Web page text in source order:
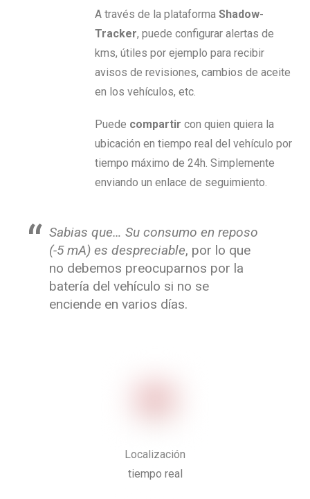
A través de la plataformaShadow-
Tracker, puede configurar alertas de
kms, útiles por ejemplo para recibir
avisos de revisiones, cambios de aceite
en los vehículos, etc.
Puede compartir con quien quiera la
ubicación en tiempo real del vehículo por
tiempo máximo de 24h. Simplemente
enviando un enlace de seguimiento.
Sabias que… Su consumo en reposo
(-5 mA) es despreciable, por lo que
no debemos preocuparnos por la
batería del vehículo si no se
enciende en varios días.
Localización
tiempo real